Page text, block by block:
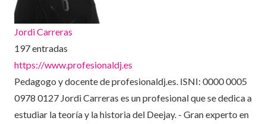
Jordi Carreras
197 entradas
https://www.profesionaldj.es
Pedagogo y docente de profesionaldj.es. ISNI: 0000 0005
0978 0127 Jordi Carreras es un profesional que se dedica a
estudiar la teoría y la historia del Deejay. - Gran experto en